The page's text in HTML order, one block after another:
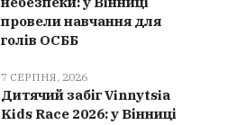
провели навчання для
голів ОСББ
7 СЕРПНЯ, 2026
Дитячий забіг Vinnytsia
Kids Race 2026: у Вінниці